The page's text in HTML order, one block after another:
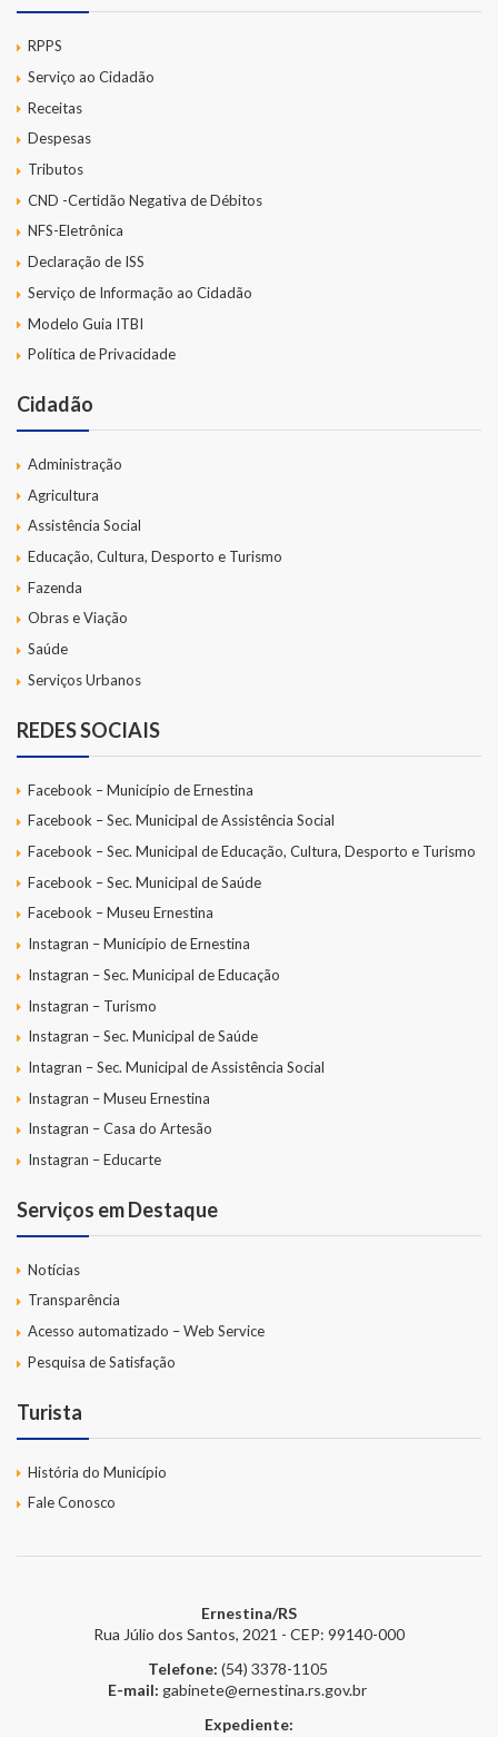
RPPS
Serviço ao Cidadão
Receitas
Despesas
Tributos
CND -Certidão Negativa de Débitos
NFS-Eletrônica
Declaração de ISS
Serviço de Informação ao Cidadão
Modelo Guia ITBI
Política de Privacidade
Cidadão
Administração
Agricultura
Assistência Social
Educação, Cultura, Desporto e Turismo
Fazenda
Obras e Viação
Saúde
Serviços Urbanos
REDES SOCIAIS
Facebook – Município de Ernestina
Facebook – Sec. Municipal de Assistência Social
Facebook – Sec. Municipal de Educação, Cultura, Desporto e Turismo
Facebook – Sec. Municipal de Saúde
Facebook – Museu Ernestina
Instagran – Município de Ernestina
Instagran – Sec. Municipal de Educação
Instagran – Turismo
Instagran – Sec. Municipal de Saúde
Intagran – Sec. Municipal de Assistência Social
Instagran – Museu Ernestina
Instagran – Casa do Artesão
Instagran – Educarte
Serviços em Destaque
Notícias
Transparência
Acesso automatizado – Web Service
Pesquisa de Satisfação
Turista
História do Município
Fale Conosco
Ernestina/RS
Rua Júlio dos Santos, 2021 - CEP: 99140-000
Telefone: (54) 3378-1105
E-mail: gabinete@ernestina.rs.gov.br
Expediente: